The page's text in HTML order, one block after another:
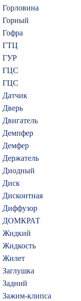
Горловина
Горный
Гофра
ГТЦ
ГУР
ГЦC
ГЦС
Датчик
Дверь
Двигатель
Демпфер
Демфер
Держатель
Диодный
Диск
Дисконтная
Диффузор
ДОМКРАТ
Жидкий
Жидкость
Жилет
Заглушка
Задний
Зажим-клипса